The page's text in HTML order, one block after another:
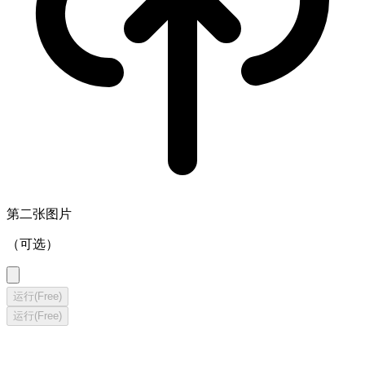
第二张图片
（可选）
运行(Free)
运行(Free)